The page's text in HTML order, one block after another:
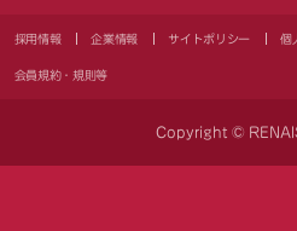
採用情報 企業情報 サイトポリシー 個
会員規約・規則等
Copyright ©